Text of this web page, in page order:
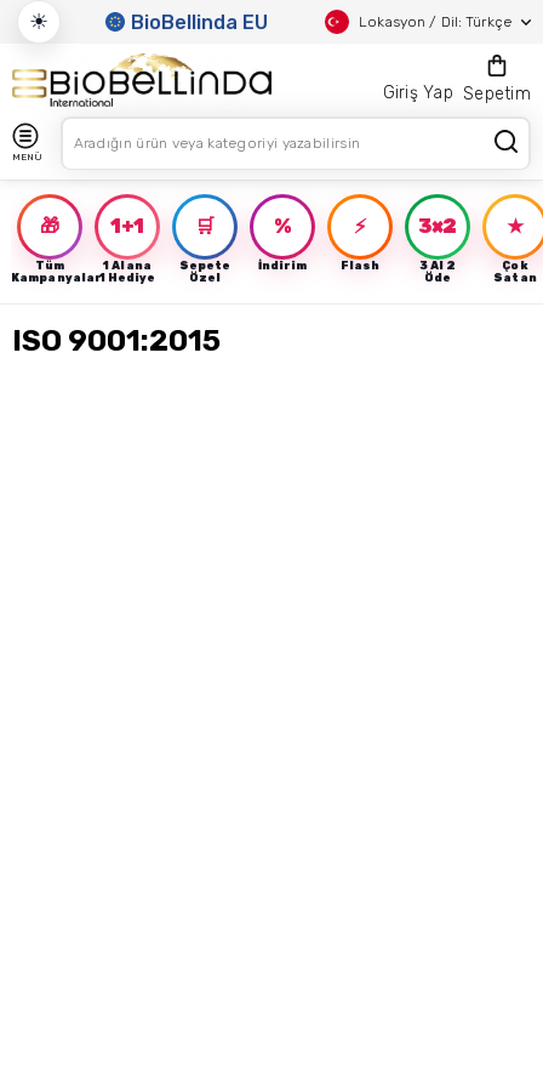
☀ BioBellinda EU Lokasyon / Dil: Türkçe
Giriş Yap Sepetim
MENÜ
🎁
Tüm
Kampanyalar
1+1
1 Alana
1 Hediye
🛒
Sepete
Özel
%
İndirim
⚡
Flash
3×2
3 Al 2
Öde
★
Çok
Satan
ISO 9001:2015